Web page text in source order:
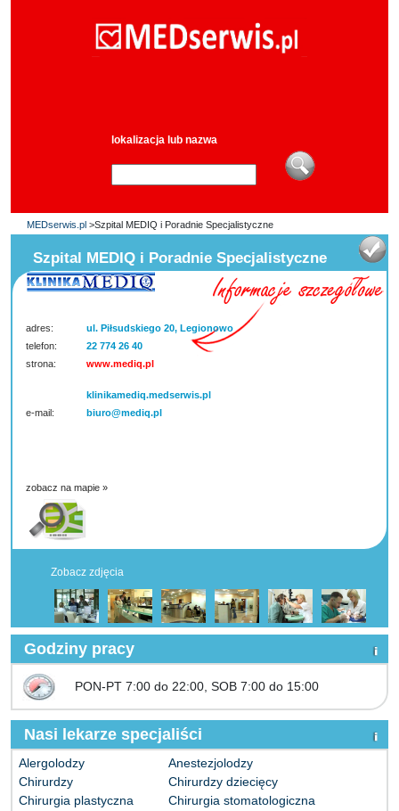
lokalizacja lub nazwa
MEDserwis.pl >Szpital MEDIQ i Poradnie Specjalistyczne
Szpital MEDIQ i Poradnie Specjalistyczne
adres:
ul. Piłsudskiego 20, Legionowo
telefon:
22 774 26 40
strona:
www.mediq.pl
klinikamediq.medserwis.pl
e-mail:
biuro@mediq.pl
zobacz na mapie »
Zobacz zdjęcia
Godziny pracy
PON-PT 7:00 do 22:00, SOB 7:00 do 15:00
Nasi lekarze specjaliści
Alergolodzy
Anestezjolodzy
Chirurdzy
Chirurdzy dziecięcy
Chirurgia plastyczna
Chirurgia stomatologiczna